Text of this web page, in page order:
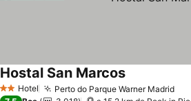
2 Estrelas
Hotel Perto do Parque Warner Madrid
Hostal San Marcos